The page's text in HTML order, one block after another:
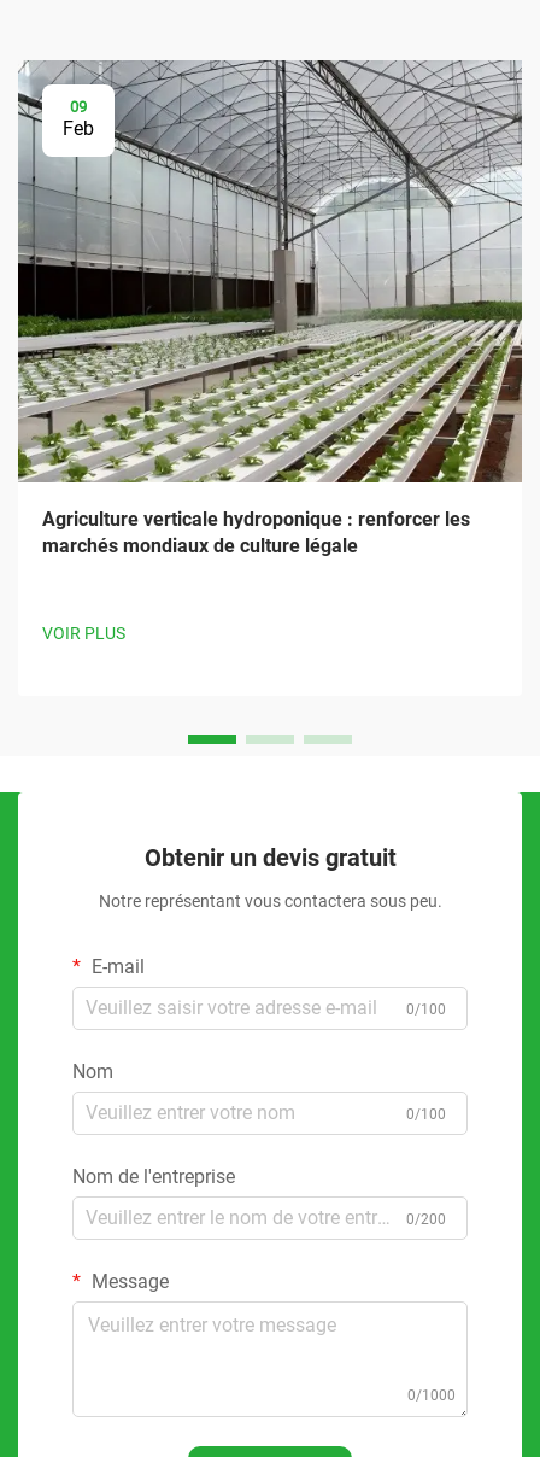
09
Feb
Agriculture verticale hydroponique : renforcer les
marchés mondiaux de culture légale
VOIR PLUS
Obtenir un devis gratuit
Notre représentant vous contactera sous peu.
E-mail
0/100
Nom
0/100
Nom de l'entreprise
0/200
Message
0/1000